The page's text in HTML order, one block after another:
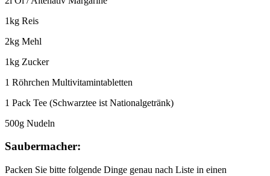
1kg Reis
2kg Mehl
1kg Zucker
1 Röhrchen Multivitamintabletten
1 Pack Tee (Schwarztee ist Nationalgetränk)
500g Nudeln
Saubermacher:
Packen Sie bitte folgende Dinge genau nach Liste in einen